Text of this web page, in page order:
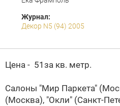
Журнал:
Декор N5 (94) 2005
Цена -  51за кв. метр.
Салоны "Мир Паркета"
(Москва), "Окли" (Санкт-